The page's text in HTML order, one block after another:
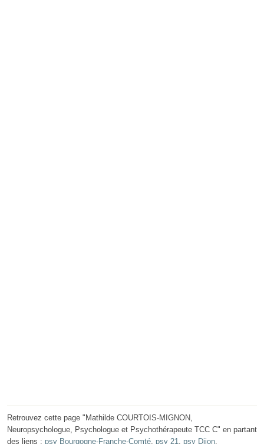
Retrouvez cette page "Mathilde COURTOIS-MIGNON,
Neuropsychologue, Psychologue et Psychothérapeute TCC C" en partant
des liens : psy Bourgogne-Franche-Comté, psy 21, psy Dijon.